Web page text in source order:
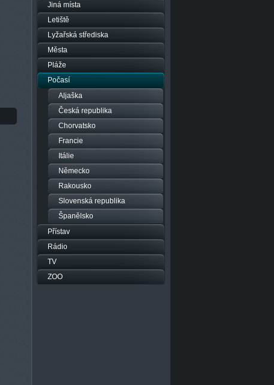
Jiná místa
Letiště
Lyžařská střediska
Města
Pláže
Počasí
Aljaška
Česká republika
Chorvatsko
Francie
Itálie
Německo
Rakousko
Slovenská republika
Španělsko
Přístav
Rádio
TV
ZOO